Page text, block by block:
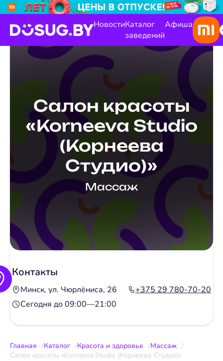
НовостиКаталог
заведений
Афиша
Салон красоты
«Korneeva Studio
(Корнеева
Студио)»
Массаж
Контакты
Минск, ул. Чюрлёниса, 26
+375 29 780-70-20
Сегодня до 09:00—21:00
Главная Каталог Красота и здоровье
Массаж
Салон красоты «Korneeva Studio (Корнеева Студио)»